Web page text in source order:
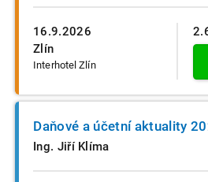
16.9.2026
Zlín
Interhotel Zlín
Daňové a účetní aktuality
Ing. Jiří Klíma